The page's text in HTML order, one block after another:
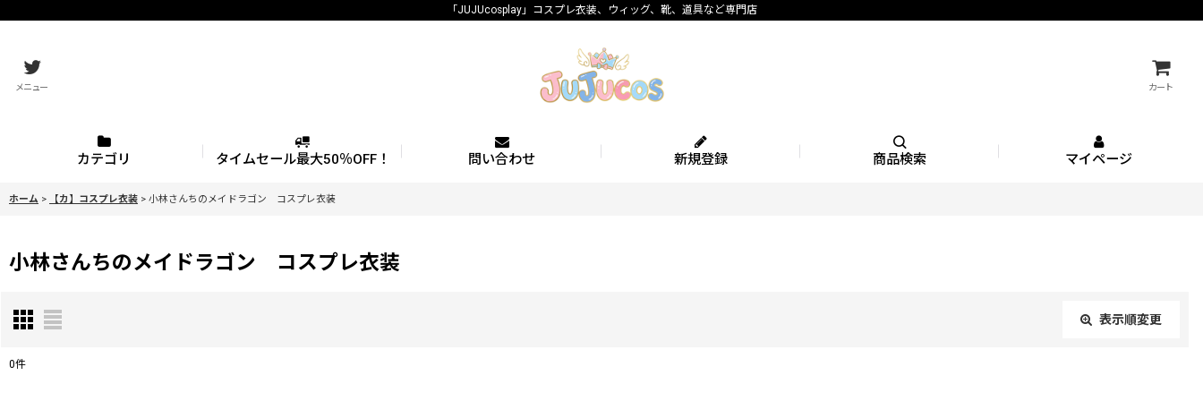
「JUJUcosplay」コスプレ衣装、ウィッグ、靴、道具など専門店
メニュー カート
カテゴリ タイムセール最大50％OFF！ 問い合わせ 新規登録 商品検索 マイページ
ホーム > 【カ】コスプレ衣装 > 小林さんちのメイドラゴン コスプレ衣装
小林さんちのメイドラゴン コスプレ衣装
表示順変更
0件